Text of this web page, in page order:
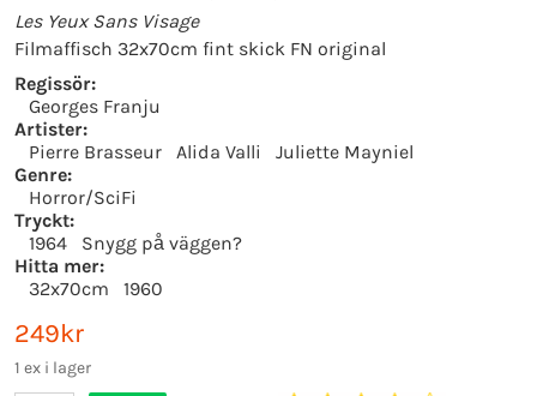
Les Yeux Sans Visage
Filmaffisch 32x70cm fint skick FN original
Regissör:
Georges Franju
Artister:
Pierre Brasseur
Alida Valli
Juliette Mayniel
Genre:
Horror/SciFi
Tryckt:
1964
Snygg på väggen?
Hitta mer:
32x70cm
1960
249kr
1 ex i lager